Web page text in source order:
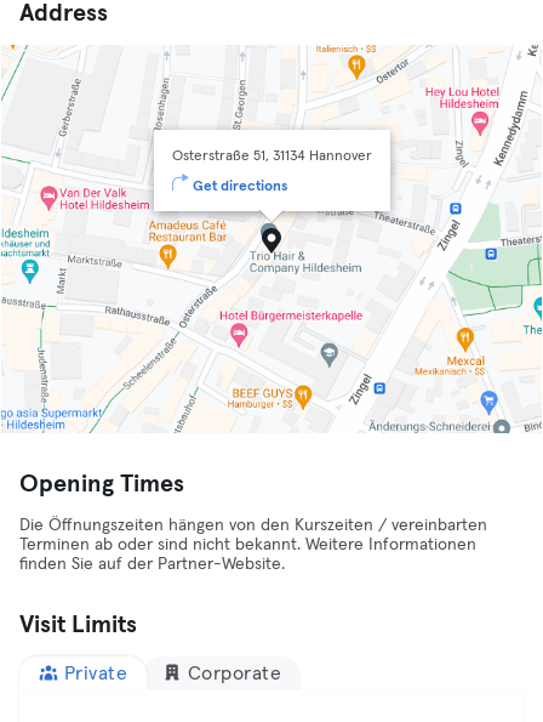
Address
Osterstraße 51, 31134 Hannover
Get directions
Opening Times
Die Öffnungszeiten hängen von den Kurszeiten / vereinbarten
Terminen ab oder sind nicht bekannt. Weitere Informationen
finden Sie auf der Partner-Website.
Visit Limits
Private Corporate